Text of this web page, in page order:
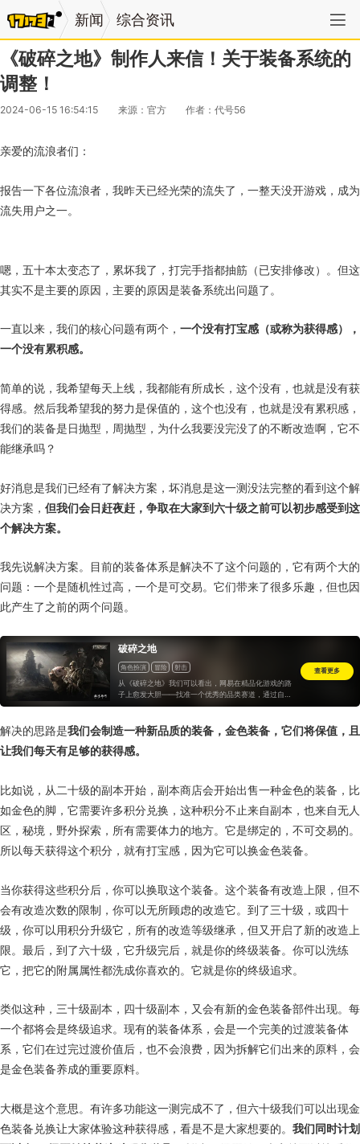
新闻 综合资讯
《破碎之地》制作人来信！关于装备系统的
调整！
2024-06-15 16:54:15 来源：官方 作者：代号56
亲爱的流浪者们：
报告一下各位流浪者，我昨天已经光荣的流失了，一整天没开游戏，成为
流失用户之一。
嗯，五十本太变态了，累坏我了，打完手指都抽筋（已安排修改）。但这
其实不是主要的原因，主要的原因是装备系统出问题了。
一直以来，我们的核心问题有两个， 一个没有打宝感（或称为获得感），
一个没有累积感。
简单的说，我希望每天上线，我都能有所成长，这个没有，也就是没有获
得感。然后我希望我的努力是保值的，这个也没有，也就是没有累积感，
我们的装备是日抛型，周抛型，为什么我要没完没了的不断改造啊，它不
能继承吗？
好消息是我们已经有了解决方案，坏消息是这一测没法完整的看到这个解
决方案， 但我们会日赶夜赶，争取在大家到六十级之前可以初步感受到这
个解决方案。
我先说解决方案。目前的装备体系是解决不了这个问题的，它有两个大的
问题：一个是随机性过高，一个是可交易。它们带来了很多乐趣，但也因
此产生了之前的两个问题。
破碎之地
角色扮演 冒险 射击
从《破碎之地》我们可以看出，网易在精品化游戏的路
子上愈发大胆——找准一个优秀的品类赛道，通过自身
的技术积累和产品经验大胆做品类的融合创新，最终实
查看更多
解决的思路是我们会制造一种新品质的装备，金色装备，它们将保值，且
让我们每天有足够的获得感。
比如说，从二十级的副本开始，副本商店会开始出售一种金色的装备，比
如金色的脚，它需要许多积分兑换，这种积分不止来自副本，也来自无人
区，秘境，野外探索，所有需要体力的地方。它是绑定的，不可交易的。
所以每天获得这个积分，就有打宝感，因为它可以换金色装备。
当你获得这些积分后，你可以换取这个装备。这个装备有改造上限，但不
会有改造次数的限制，你可以无所顾虑的改造它。到了三十级，或四十
级，你可以用积分升级它，所有的改造等级继承，但又开启了新的改造上
限。最后，到了六十级，它升级完后，就是你的终级装备。你可以洗练
它，把它的附属属性都洗成你喜欢的。它就是你的终级追求。
类似这种，三十级副本，四十级副本，又会有新的金色装备部件出现。每
一个都将会是终级追求。现有的装备体系，会是一个完美的过渡装备体
系，它们在过完过渡价值后，也不会浪费，因为拆解它们出来的原料，会
是金色装备养成的重要原料。
大概是这个意思。有许多功能这一测完成不了，但六十级我们可以出现金
色装备兑换让大家体验这种获得感，看是不是大家想要的。 我们同时计划